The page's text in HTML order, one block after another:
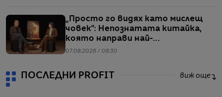
„Просто го видях като мислещ
човек“: Непознатата китайка,
която направи най-
коментираното интервю с
07.08.2026 / 08:30
ПОСЛЕДНИ PROFIT виж още